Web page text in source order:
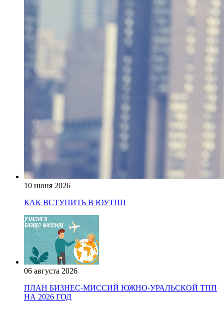
10 июня 2026
КАК ВСТУПИТЬ В ЮУТПП
06 августа 2026
ПЛАН БИЗНЕС-МИССИЙ ЮЖНО-УРАЛЬСКОЙ ТПП
НА 2026 ГОД